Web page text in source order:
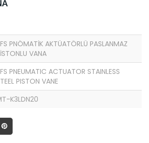
PNÖMATİK AKTÜATÖRLÜ PASLANMAZ
VANA
PNEUMATIC ACTUATOR STAINLESS
PISTON VANE
K3LDN20